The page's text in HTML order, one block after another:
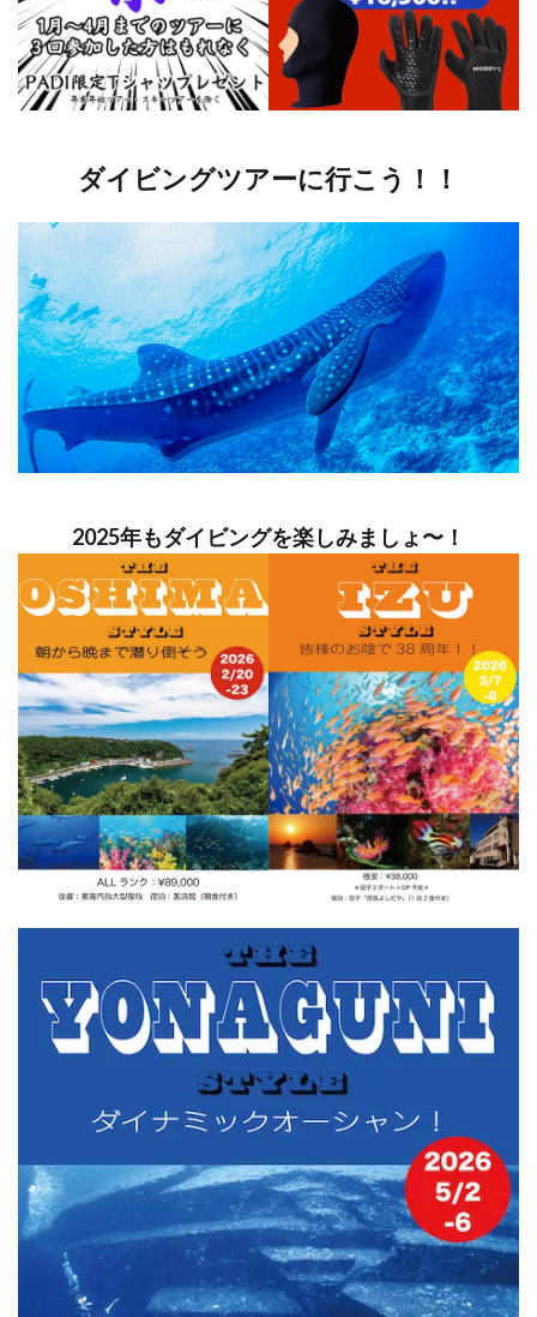
ダイビングツアーに行こう！！
2025年もダイビングを楽しみましょ〜！